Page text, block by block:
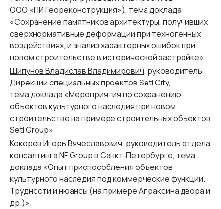
ООО «ПИ Геореконструкция»), тема доклада
«Сохранение памятников архитектуры, получивших
сверхнормативные деформации при техногенных
воздействиях, и анализ характерных ошибок при
новом строительстве в исторической застройке»;
Шипунов Владислав Владимирович, руководитель
Дирекции специальных проектов Setl City,
тема доклада «Мероприятия по сохранению
объектов культурного наследия при новом
строительстве на примере строительных объектов
SetlGroup»
Кокорев Игорь Вячеславович, руководитель отдела
консалтинга NF Group в Санкт‑Петербурге, тема
доклада «Опыт приспособления объектов
культурного наследия под коммерческие функции.
Трудности и нюансы (на примере Апраксина двора и
др.)».